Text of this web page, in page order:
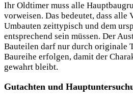
Ihr Oldtimer muss alle
vorweisen. Das bedeutet, dass alle
Umbauten zeittypisch und dem
entsprechend sein müssen. Der
Bauteilen darf nur durch originale
Baureihe erfolgen, damit der
gewahrt bleibt.
Gutachten und